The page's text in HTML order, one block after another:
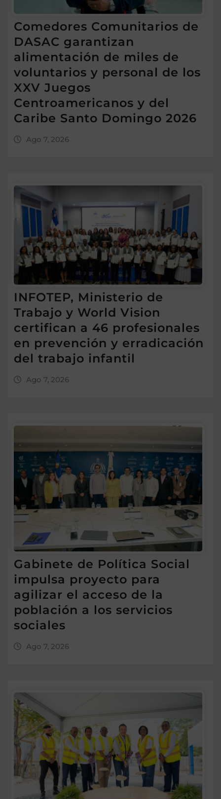
Comedores Comunitarios de
DASAC garantizan
alimentación de miles de
voluntarios y personal de los
XXV Juegos
Centroamericanos y del
Caribe Santo Domingo 2026
Ago 7, 2026
INFOTEP, Ministerio de
Trabajo y World Vision
certifican a 46 profesionales
en prevención y erradicación
del trabajo infantil
Ago 7, 2026
Gabinete de Política Social
impulsa proyecto para
agilizar el acceso de la
población a los servicios
sociales
Ago 7, 2026